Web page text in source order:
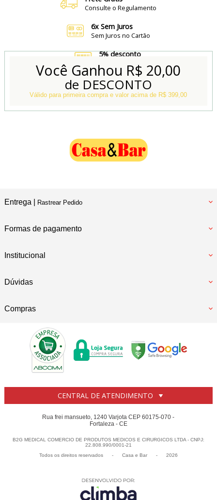
Consulte o Regulamento
6x Sem Juros
Sem Juros no Cartão
5% desconto
no Boleto e Pix
Conheça também
Nossa Loja Física
Você Ganhou R$ 20,00
de DESCONTO
Válido para primeira compra e valor acima de R$ 399,00
Entrega | Rastrear Pedido
Formas de pagamento
Institucional
Dúvidas
Compras
CENTRAL DE ATENDIMENTO
Rua frei mansueto, 1240 Varjota CEP 60175-070 -
Fortaleza - CE
B2G MEDICAL COMERCIO DE PRODUTOS MEDICOS E CIRURGICOS LTDA - CNPJ:
22.808.990/0001-21
Todos os direitos reservados
- Casa e Bar - 2026